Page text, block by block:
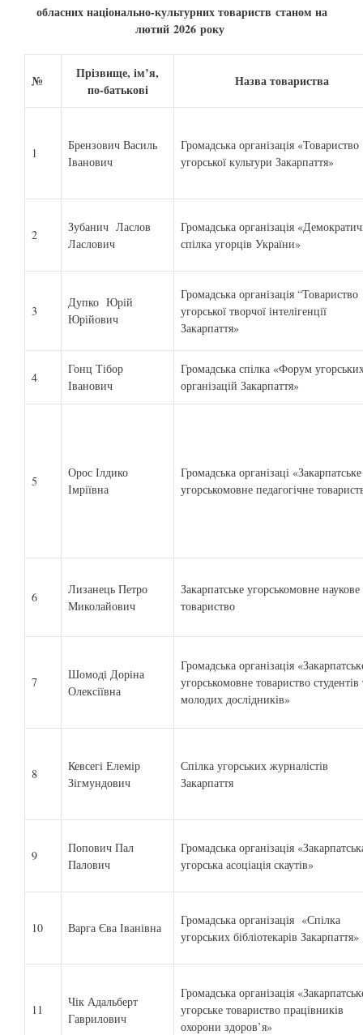
обласних національно-культурних товариств станом на
лютий 2026 року
№
Прізвище, ім’я,
по-батькові
Назва товариства
1
Брензович Василь
Іванович
Громадська організація «Товариство
угорської культури Закарпаття»
2
Зубанич Ласлов
Ласлович
Громадська організація
спілка угорців України»
3
Дупко Юрій
Юрійович
Громадська організація “Товариство
угорської творчої інтелігенції
Закарпаття»
4
Гонц Тібор
Іванович
Громадська спілка «Форум
організацій Закарпаття»
5
Орос Ілдико
Імріївна
Громадська організаці «Закарпатське
угорськомовне педагогічне
6
Лизанець Петро
Миколайович
Закарпатське угорськомовне наукове
товариство
7
Шомоді Доріна
Олексіївна
Громадська організація
угорськомовне товариство студентів
молодих дослідників»
8
Кевсегі Елемір
Зігмундович
Спілка угорських журналістів
Закарпаття
9
Попович Пал
Палович
Громадська організація
угорська асоціація скаутів»
10 Варга Єва Іванівна
Громадська організація «Спілка
угорських бібліотекарів Закарпаття»
11
Чік Адальберт
Гаврилович
Громадська організація
угорське товариство працівників
охорони здоров’я»